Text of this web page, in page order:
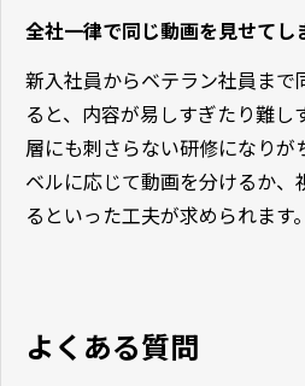
全社一律で同じ動画を見せてし
新入社員からベテラン社員まで
ると、内容が易しすぎたり難し
層にも刺さらない研修になりが
ベルに応じて動画を分けるか
るといった工夫が求められます。
よくある質問